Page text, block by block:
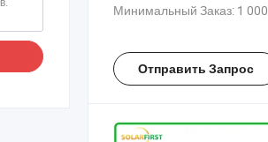
Минимальный Заказ: 1 000 W
Отправить Запрос